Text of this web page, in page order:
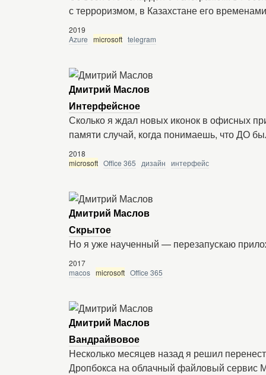
с терроризмом, в Казахстане его
2019
Azure microsoft telegram
Дмитрий Маслов
Интерфейсное
Сколько я ждал новых иконок в офисных
памяти случай, когда понимаешь, что ДО
2018
microsoft Office 365 дизайн интерфейс
Дмитрий Маслов
Скрытое
Но я уже наученный — перезапускаю
2017
macos microsoft Office 365
Дмитрий Маслов
Вандрайвовое
Несколько месяцев назад я решил
Дропбокса на облачный файловый сервис